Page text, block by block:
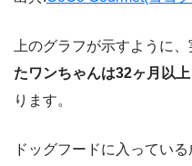
上のグラフが示すように、
たワンちゃんは32ヶ月以
ります。
ドッグフードに入ってい